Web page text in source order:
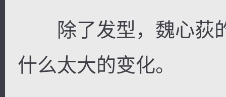
除了发型，魏心荻
什么太大的变化。